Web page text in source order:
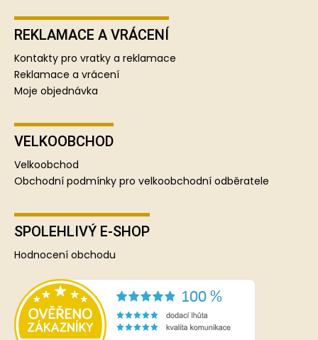
REKLAMACE A VRÁCENÍ
Kontakty pro vratky a reklamace
Reklamace a vrácení
Moje objednávka
VELKOOBCHOD
Velkoobchod
Obchodní podmínky pro velkoobchodní odběratele
SPOLEHLIVÝ E-SHOP
Hodnocení obchodu